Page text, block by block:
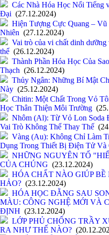
Các Nhà Hóa Học Nổi Tiếng
Đại (27.12.2024)
Hiện Tượng Cực Quang –
Nhiên (27.12.2024)
Vai trò của vi chất dinh
thể (26.12.2024)
Thành Phần Hóa Học Của
Thạch (26.12.2024)
Thủy Ngân: Những Bí Mật
Này (25.12.2024)
Chitin: Một Chất Trong Vỏ
Học Thân Thiện Môi Trường
Nhôm (Al): Từ Vỏ Lon Soda
Vai Trò Không Thể Thay Thế
Vàng (Au): Không Chỉ Làm
Dụng Trong Thiết Bị Điện Tử Và
NHỮNG NGUYÊN TỐ
CỦA CHÚNG (23.12.2024)
HÓA CHẤT NÀO GIÚP
HẢO? (23.12.2024)
HÓA HỌC ĐẰNG SAU
MÀU: CÔNG NGHỆ MỚI VÀ
ĐỊNH (23.12.2024)
LỚP PHỦ CHỐNG TRẦY
RA NHƯ THẾ NÀO?